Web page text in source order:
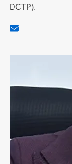
DCTP).